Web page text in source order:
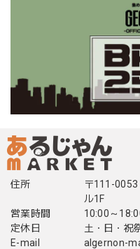
住所
〒111-
ル1F
営業時間
10:00～
定休日
土・日・祝
E-mail
algernon-